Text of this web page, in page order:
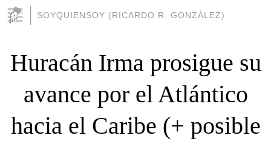
SOYQUIENSOY (RICARDO R. GONZÁLEZ)
Huracán Irma prosigue su
avance por el Atlántico
hacia el Caribe (+ posible